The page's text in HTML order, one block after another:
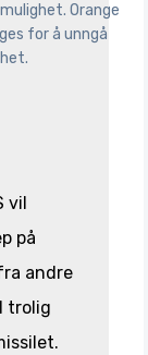
Orange
for å unngå
vil
på
andre
trolig